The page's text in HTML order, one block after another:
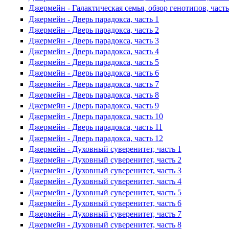
Джермейн - Галактическая семья, обзор генотипов,
Джермейн - Дверь парадокса, часть 1
Джермейн - Дверь парадокса, часть 2
Джермейн - Дверь парадокса, часть 3
Джермейн - Дверь парадокса, часть 4
Джермейн - Дверь парадокса, часть 5
Джермейн - Дверь парадокса, часть 6
Джермейн - Дверь парадокса, часть 7
Джермейн - Дверь парадокса, часть 8
Джермейн - Дверь парадокса, часть 9
Джермейн - Дверь парадокса, часть 10
Джермейн - Дверь парадокса, часть 11
Джермейн - Дверь парадокса, часть 12
Джермейн - Духовный суверенитет, часть 1
Джермейн - Духовный суверенитет, часть 2
Джермейн - Духовный суверенитет, часть 3
Джермейн - Духовный суверенитет, часть 4
Джермейн - Духовный суверенитет, часть 5
Джермейн - Духовный суверенитет, часть 6
Джермейн - Духовный суверенитет, часть 7
Джермейн - Духовный суверенитет, часть 8